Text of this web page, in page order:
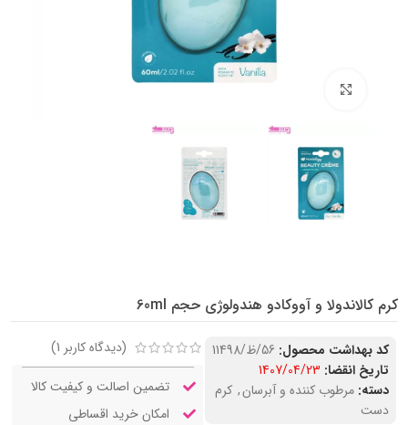
کرم کالاندولا و آووکادو هندولوژی حجم 60ml
کد بهداشت محصول: 56/ظ/11498
تاریخ انقضا: 1407/04/23
دسته: مرطوب کننده و آبرسان, کرم
دست
(دیدگاه کاربر 1
)
تضمین اصالت و کیفیت کالا
امکان خرید اقساطی